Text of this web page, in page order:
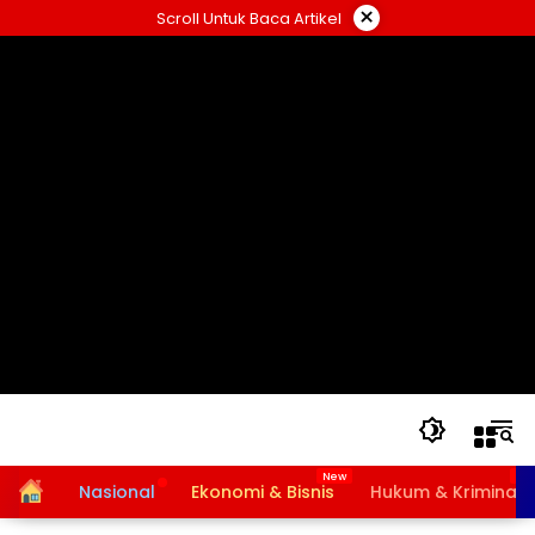
ke
Scroll Untuk Baca Artikel ×
HomeNasional Ekonomi & Bisnis Hukum & Kriminal
Bansos PKH dan BPNT